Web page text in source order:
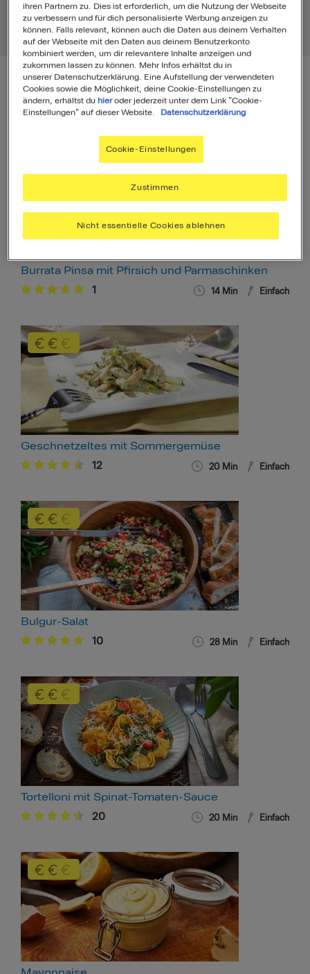
Filter Sortierung
Rezepte2699
Burrata Pinsa mit Pfirsich und Parmaschinken
1 14 Min Einfach
Geschnetzeltes mit Sommergemüse
12 20 Min Einfach
Bulgur-Salat
10 28 Min Einfach
Tortelloni mit Spinat-Tomaten-Sauce
20 20 Min Einfach
ihren Partnern zu. Dies ist erforderlich, um die Nutzung der Webseite
zu verbessern und für dich personalisierte Werbung anzeigen zu
können. Falls relevant, können auch die Daten aus deinem Verhalten
auf der Webseite mit den Daten aus deinem Benutzerkonto
kombiniert werden, um dir relevantere Inhalte anzeigen und
zukommen lassen zu können. Mehr Infos erhältst du in
unserer Datenschutzerklärung. Eine Aufstellung der verwendeten
Cookies sowie die Möglichkeit, deine Cookie-Einstellungen zu
ändern, erhältst duhieroder jederzeit unter dem Link "Cookie-
Einstellungen" auf dieser Website.
Datenschutzerklärung
Cookie-Einstellungen
Nicht essentielle Cookies ablehnen
Zustimmen